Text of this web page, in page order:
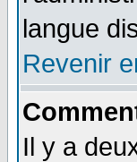
langue
Revenir
Il y a